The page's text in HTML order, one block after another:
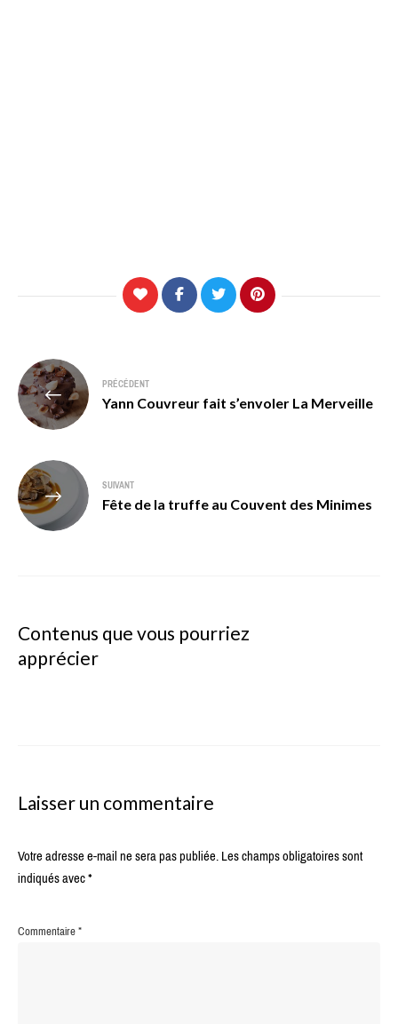
Navigation
de
l’article
PRÉCÉDENT
Yann Couvreur fait s’envoler La Merveille
SUIVANT
Fête de la truffe au Couvent des Minimes
Contenus que vous pourriez
apprécier
Laisser un commentaire
Votre adresse e-mail ne sera pas publiée.Les champs obligatoires sont
indiqués avec*
Commentaire*